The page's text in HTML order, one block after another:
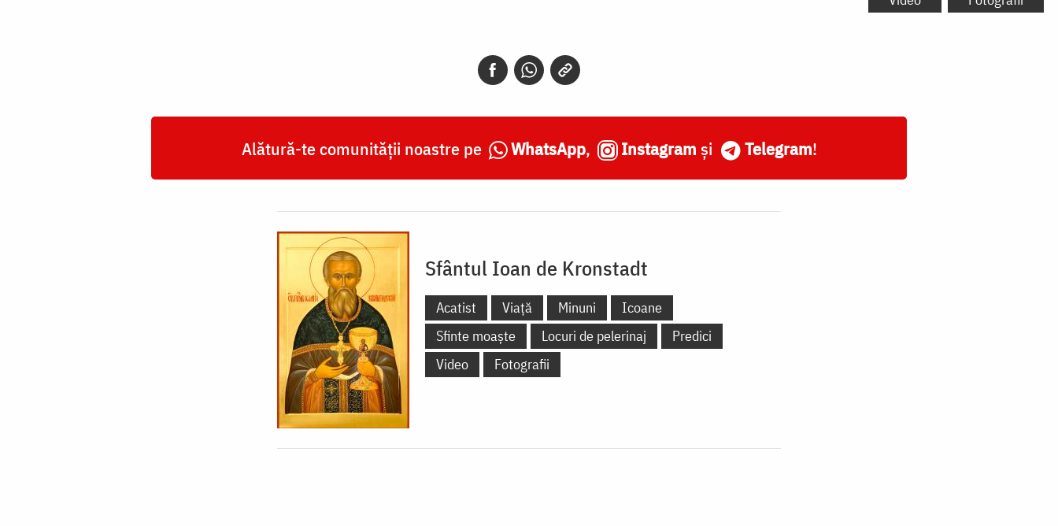
Alătură-te comunității noastre pe WhatsApp, Instagram și Telegram!
Sfântul Ioan de Kronstadt
Acatist Viață Minuni
Icoane
Sfinte moaște
Locuri de pelerinaj
Predici
Video
Fotografii